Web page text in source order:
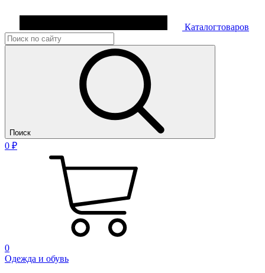
Каталогтоваров
Поиск
0 ₽
0
Одежда и обувь